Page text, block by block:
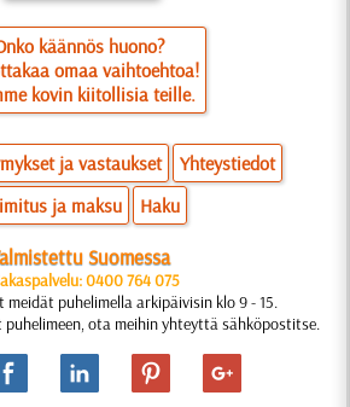
käännös huono?
omaa vaihtoehtoa!
kovin kiitollisia teille.
ja vastaukset
Yhteystiedot
ja maksu
Haku
Suomessa
0400 764 075
puhelimella arkipäivisin klo 9 - 15.
puhelimeen, ota meihin yhteyttä sähköpostitse.